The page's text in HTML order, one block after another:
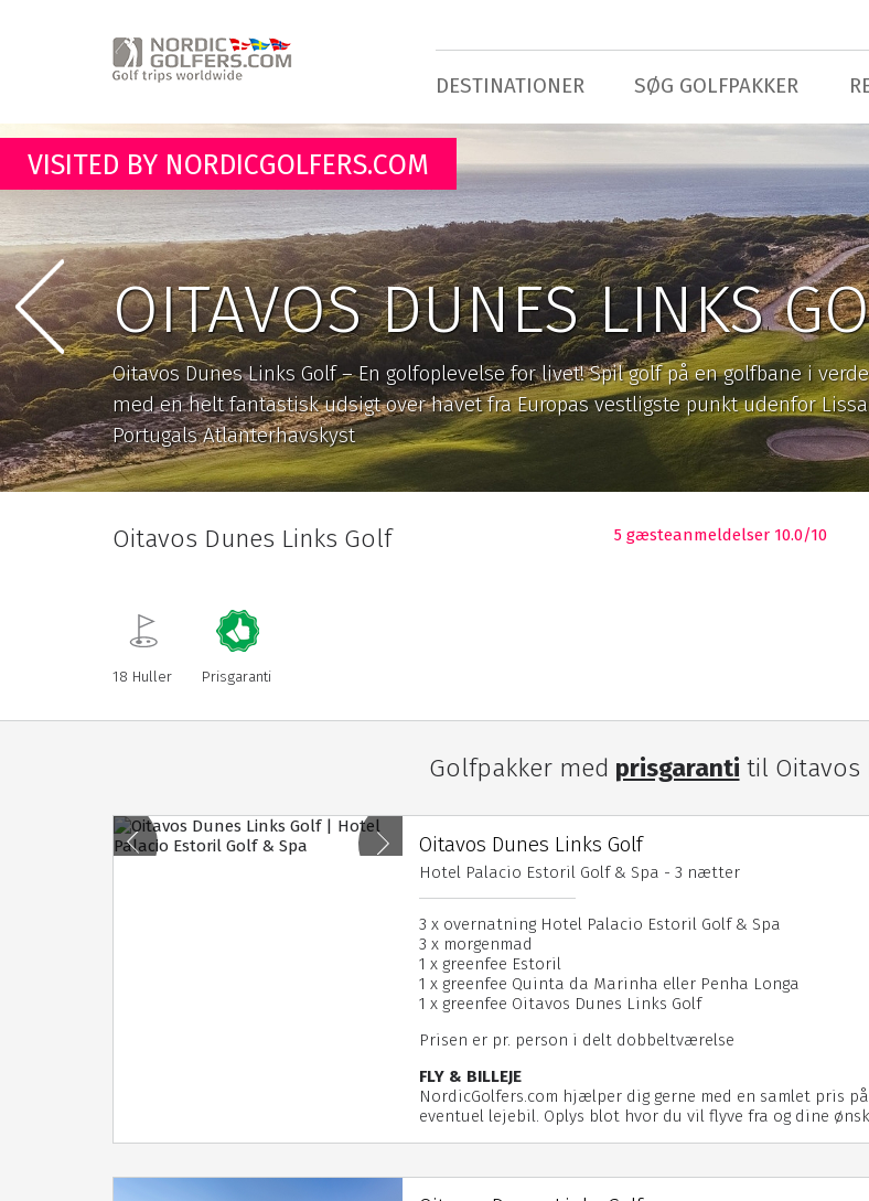
DESTINATIONER SØG GOLFPAKKER
VISITED BY NORDICGOLFERS.COM
OITAVOS DUNES LINKS
Oitavos Dunes Links Golf – En golfoplevelse for livet! Spil golf på en golfbane i
med en helt fantastisk udsigt over havet fra Europas vestligste punkt udenfor
Portugals Atlanterhavskyst
Oitavos Dunes Links Golf 5 gæsteanmeldelser 10.0/10
18 Huller Prisgaranti
Golfpakker med prisgaranti til Oitavos
Oitavos Dunes Links Golf
Hotel Palacio Estoril Golf & Spa - 3 nætter
3 x overnatning Hotel Palacio Estoril Golf & Spa
3 x morgenmad
1 x greenfee Estoril
1 x greenfee Quinta da Marinha eller Penha Longa
1 x greenfee Oitavos Dunes Links Golf
Prisen er pr. person i delt dobbeltværelse
FLY & BILLEJE
NordicGolfers.com hjælper dig gerne med en samlet pris
eventuel lejebil. Oplys blot hvor du vil flyve fra og dine